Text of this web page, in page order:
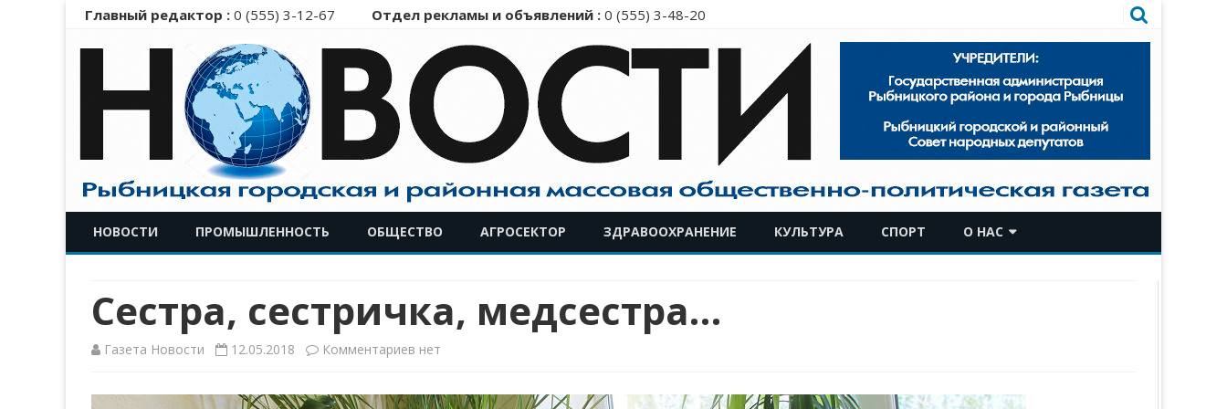
Главный редактор : 0 (555) 3-12-67 Отдел рекламы и объявлений : 0 (555) 3-48-20
к
содержимому
НОВОСТИ ПРОМЫШЛЕННОСТЬ ОБЩЕСТВО АГРОСЕКТОР ЗДРАВООХРАНЕНИЕ КУЛЬТУРА СПОРТ О НАС
Сестра, сестричка, медсестра…
Газета Новости 12.05.2018 Комментариев кнет